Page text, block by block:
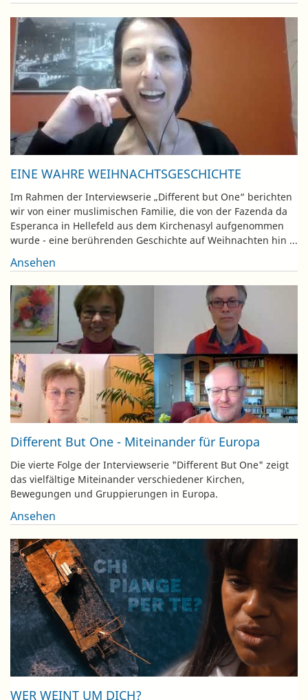
EINE WAHRE WEIHNACHTSGESCHICHTE
Im Rahmen der Interviewserie „Different but One“ berichten
wir von einer muslimischen Familie, die von der Fazenda da
Esperanca in Hellefeld aus dem Kirchenasyl aufgenommen
wurde - eine berührenden Geschichte auf Weihnachten hin ...
Ansehen
Different But One - Miteinander für Europa
Die vierte Folge der Interviewserie "Different But One" zeigt
das vielfältige Miteinander verschiedener Kirchen,
Bewegungen und Gruppierungen in Europa.
Ansehen
WER WEINT UM DICH?